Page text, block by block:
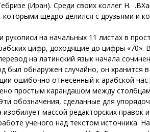
(Иран). Среди своих коллег Н.
В.
щедро делился с друзьями и
рукописи на начальных 11 листах в
цифр, доходящие до цифры
на латинский язык начала
был обнаружен случайно, он хранится
ошибочно отнесенный к арабской
простым карандашом между
обозначения, сделанные для
массой редакторских
ученого над текстом источника.